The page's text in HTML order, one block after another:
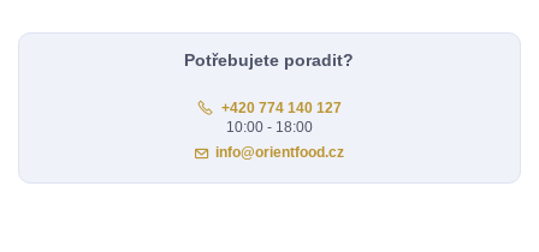
Potřebujete poradit?
+420 774 140 127
10:00 - 18:00
info@orientfood.cz